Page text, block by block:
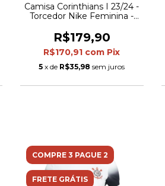
Camisa Corinthians I 23/24 -
Torcedor Nike Feminina -
R$179,90
R$170,91 com Pix
5 x de R$35,98 sem juros
COMPRE 3 PAGUE 2
FRETE GRÁTIS